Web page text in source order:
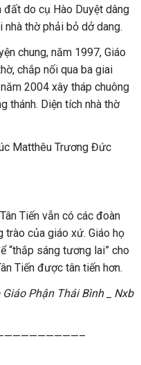
do cụ Hào Duyệt dâng
nhà thờ phải bỏ dở dang.
chung, năm 1997, Giáo
chắp nối qua ba giai
2004 xây tháp chuông
thánh. Diện tích nhà thờ
Matthêu Trương Đức
Tiến vẫn có các đoàn
trào của giáo xứ. Giáo họ
“thắp sáng tương lai” cho
Tiến được tân tiến hơn.
Phận Thái Bình _ Nxb